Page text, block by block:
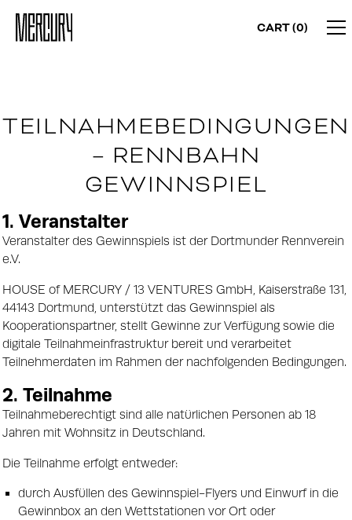
CART (0)
TEILNAHMEBEDINGUNGEN
– RENNBAHN
GEWINNSPIEL
1. Veranstalter
Veranstalter des Gewinnspiels ist der Dortmunder Rennverein
e.V.
HOUSE of MERCURY / 13 VENTURES GmbH, Kaiserstraße 131,
44143 Dortmund, unterstützt das Gewinnspiel als
Kooperationspartner, stellt Gewinne zur Verfügung sowie die
digitale Teilnahmeinfrastruktur bereit und verarbeitet
Teilnehmerdaten im Rahmen der nachfolgenden Bedingungen.
2. Teilnahme
Teilnahmeberechtigt sind alle natürlichen Personen ab 18
Jahren mit Wohnsitz in Deutschland.
Die Teilnahme erfolgt entweder:
durch Ausfüllen des Gewinnspiel-Flyers und Einwurf in die
Gewinnbox an den Wettstationen vor Ort oder